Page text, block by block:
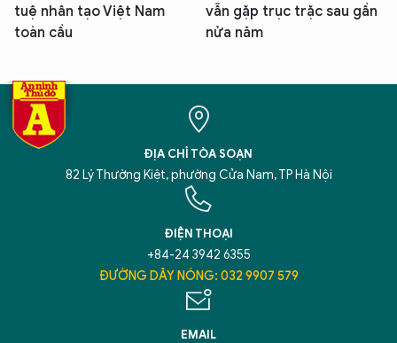
tuệ nhân tạo Việt Nam
toàn cầu
vẫn gặp trục trặc sau gần
nửa năm
ĐỊA CHỈ TÒA SOẠN
82 Lý Thường Kiệt, phường Cửa Nam, TP Hà Nội
ĐIỆN THOẠI
+84-24 3942 6355
ĐƯỜNG DÂY NÓNG: 032 9907 579
EMAIL